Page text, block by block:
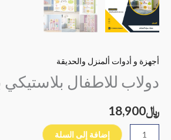
أجهزة و أدوات ألمنزل والحديقة
دولاب للاطفال
﷼18,900
إضافة إلى السلة